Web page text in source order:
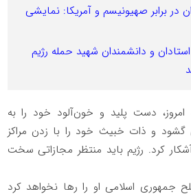
در برابر صهیونیسم و آمریکا: نمایشی
استادان و دانشمندان شهید حمله رژیم
دست پلید و خون‌آلود خود را به
گشود و ذات خبیث خود را با زدن مراکز
کرد. رژیم باید منتظر مجازاتی سخت
جمهوری اسلامی او را رها نخواهد کرد